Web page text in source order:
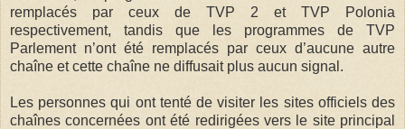
remplacés par ceux de TVP 2 et TVP Polonia
respectivement, tandis que les programmes de TVP
Parlement n’ont été remplacés par ceux d’aucune autre
chaîne et cette chaîne ne diffusait plus aucun signal.
Les personnes qui ont tenté de visiter les sites officiels des
chaînes concernées ont été redirigées vers le site principal